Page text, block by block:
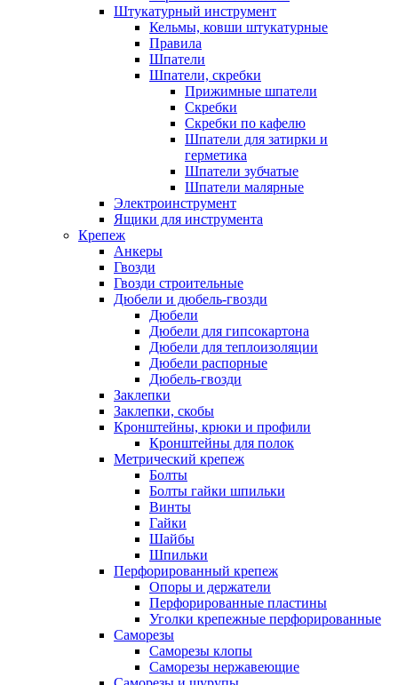
Штукатурный инструмент
Кельмы, ковши штукатурные
Правила
Шпатели
Шпатели, скребки
Прижимные шпатели
Скребки
Скребки по кафелю
Шпатели для затирки и
герметика
Шпатели зубчатые
Шпатели малярные
Электроинструмент
Ящики для инструмента
Крепеж
Анкеры
Гвозди
Гвозди строительные
Дюбели и дюбель-гвозди
Дюбели
Дюбели для гипсокартона
Дюбели для теплоизоляции
Дюбели распорные
Дюбель-гвозди
Заклепки
Заклепки, скобы
Кронштейны, крюки и профили
Кронштейны для полок
Метрический крепеж
Болты
Болты гайки шпильки
Винты
Гайки
Шайбы
Шпильки
Перфорированный крепеж
Опоры и держатели
Перфорированные пластины
Уголки крепежные перфорированные
Саморезы
Саморезы клопы
Саморезы нержавеющие